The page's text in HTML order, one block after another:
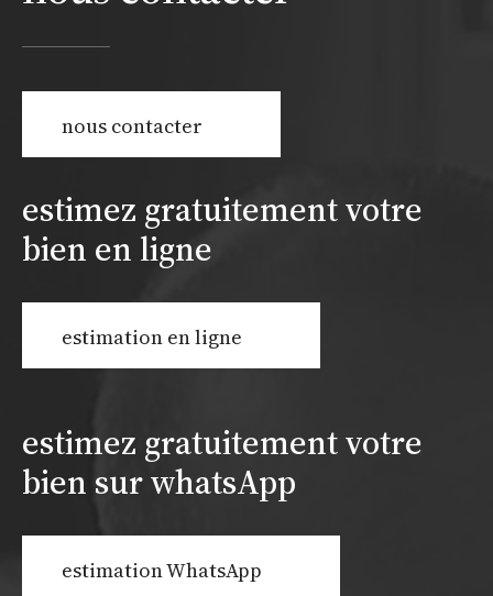
nous contacter
estimez gratuitement votre
bien en ligne
estimation en ligne
estimez gratuitement votre
bien sur whatsApp
estimation WhatsApp